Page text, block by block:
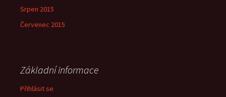
Srpen 2015
Červenec 2015
Základní informace
Přihlásit se